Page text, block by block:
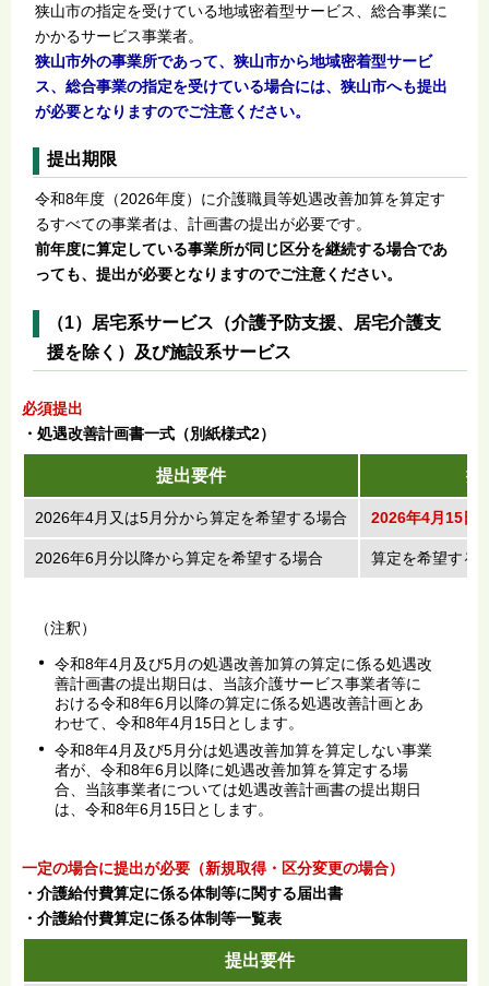
狭山市の指定を受けている地域密着型サービス、総合事業に
かかるサービス事業者。
狭山市外の事業所であって、 狭山市から地域密着型サービ
ス、総合事業の指定を受けている場合には、狭山市へも提出
が必要となりますのでご注意ください。
提出期限
令和8年度（2026年度）に介護職員等処遇改善加算を算定す
るすべての事業者は、計画書の提出が必要です。
前年度に算定している事業所が同じ区分を継続する場合であ
っても、提出が必要となりますのでご注意ください。
（1）居宅系サービス（介護予防支援、居宅介護支
援を除く）及び施設系サービス
必須提出
・処遇改善計画書一式（別紙様式2）
提出要件 提
2026年4月又は5月分から算定を希望する場合 2026年4月15日(
2026年6月分以降から算定を希望する場合 算定を希望する
（注釈）
令和8年4月及び5月の処遇改善加算の算定に係る処遇改
善計画書の提出期日は、当該介護サービス事業者等に
おける令和8年6月以降の算定に係る処遇改善計画とあ
わせて、令和8年4月15日とします。
令和8年4月及び5月分は処遇改善加算を算定しない事業
者が、令和8年6月以降に処遇改善加算を算定する場
合、当該事業者については処遇改善計画書の提出期日
は、令和8年6月15日とします。
一定の場合に提出が必要（新規取得・区分変更の場合）
・介護給付費算定に係る体制等に関する届出書
・介護給付費算定に係る体制等一覧表
提出要件